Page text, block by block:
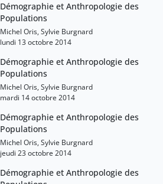
Démographie et Anthropologie des
Populations
Michel Oris, Sylvie Burgnard
lundi 13 octobre 2014
Démographie et Anthropologie des
Populations
Michel Oris, Sylvie Burgnard
mardi 14 octobre 2014
Démographie et Anthropologie des
Populations
Michel Oris, Sylvie Burgnard
jeudi 23 octobre 2014
Démographie et Anthropologie des